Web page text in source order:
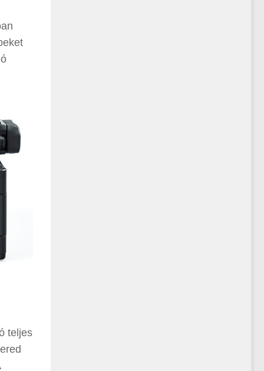
teljes